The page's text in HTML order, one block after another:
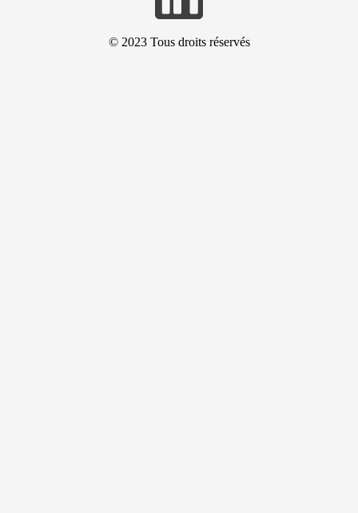
© 2023 Tous droits réservés